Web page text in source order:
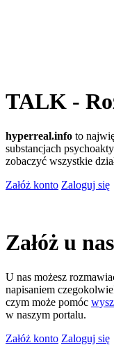
TALK -
hyperreal.info to
substancjach
zobaczyć wszystkie
Załóż konto Zaloguj się
Załóż u
U nas możesz
napisaniem
czym może pomóc
w naszym portalu.
Załóż konto Zaloguj się